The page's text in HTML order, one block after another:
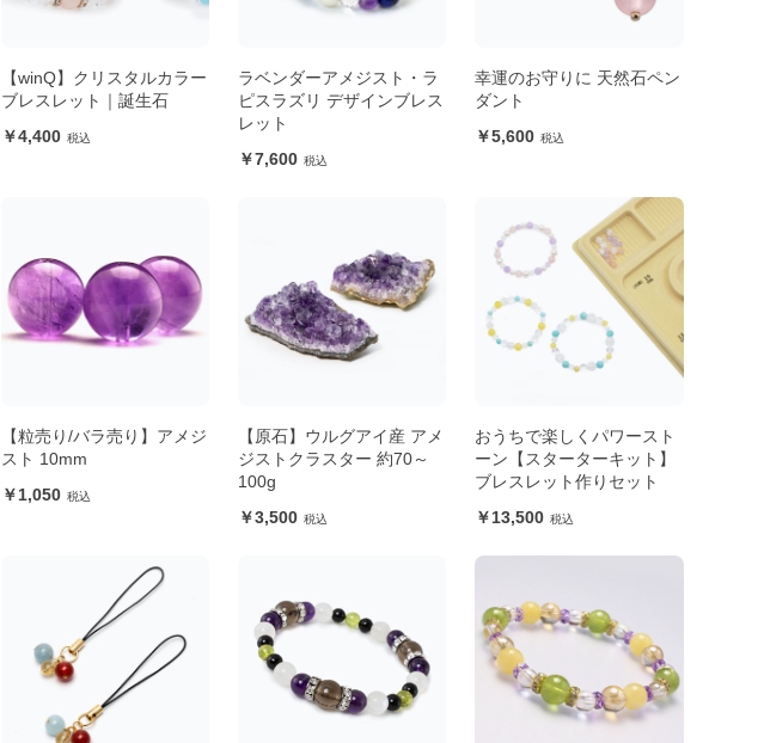
【winQ】クリスタルカラー
ブレスレット｜誕生石
4,400
ラベンダーアメジスト・ラ
ピスラズリ デザインブレス
レット
7,600
幸運のお守りに 天然石ペン
ダント
5,600
【粒売り/バラ売り】アメジ
スト 10mm
1,050
【原石】ウルグアイ産 アメ
ジストクラスター 約70～
100g
3,500
おうちで楽しくパワースト
ーン【スターターキット】
ブレスレット作りセット
13,500